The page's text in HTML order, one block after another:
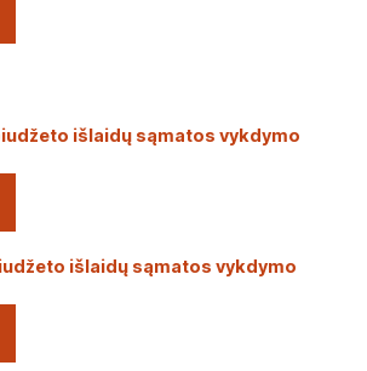
išlaidų sąmatos vykdymo
išlaidų sąmatos vykdymo